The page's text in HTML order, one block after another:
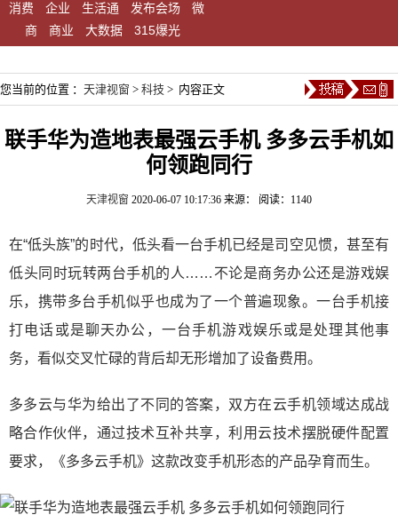
消费 企业 生活通 发布会场
微
商
商业 大数据 315爆光
您当前的位置 ： 天津视窗 > 科技 > 内容正文
联手华为造地表最强云手机 多多云手机如
何领跑同行
天津视窗 2020-06-07 10:17:36 来源： 阅读：1140
在“低头族”的时代，低头看一台手机已经是司空见惯，甚至有
低头同时玩转两台手机的人……不论是商务办公还是游戏娱
乐，携带多台手机似乎也成为了一个普遍现象。一台手机接
打电话或是聊天办公，一台手机游戏娱乐或是处理其他事
务，看似交叉忙碌的背后却无形增加了设备费用。
多多云与华为给出了不同的答案，双方在云手机领域达成战
略合作伙伴，通过技术互补共享，利用云技术摆脱硬件配置
要求，《多多云手机》这款改变手机形态的产品孕育而生。